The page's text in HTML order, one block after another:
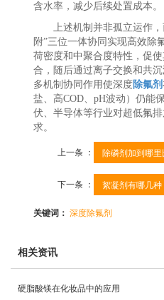
含水率，减少后续处置成本。
上述机制并非孤立运作，
附”三位一体协同实现高效除
荷密度和中聚合度特性，促
合，随后通过离子交换和共
多机制协同作用使深度除氟剂
盐、高COD、pH波动）仍能
伏、半导体等行业对超低氟
求。
上一条 ： 除磷剂加到哪里
下一条 ： 絮凝剂有哪几种
关键词：深度除氟剂
相关资讯
硬脂酸镁在化妆品中的应用